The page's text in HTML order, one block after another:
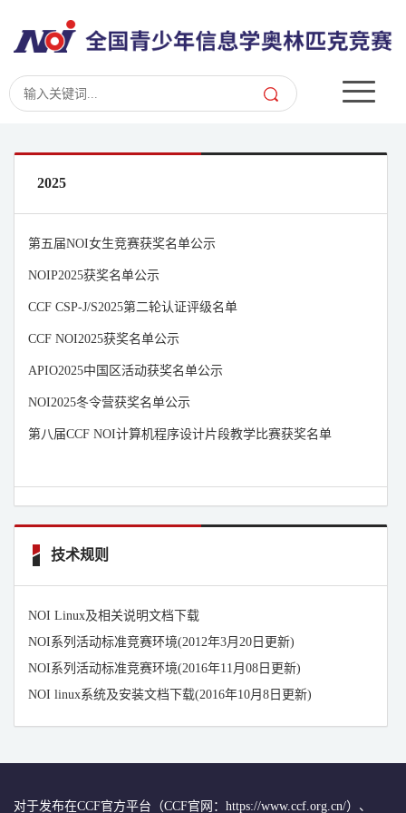
2025
第五届NOI女生竞赛获奖名单公示
NOIP2025获奖名单公示
CCF CSP-J/S2025第二轮认证评级名单
CCF NOI2025获奖名单公示
APIO2025中国区活动获奖名单公示
NOI2025冬令营获奖名单公示
第八届CCF NOI计算机程序设计片段教学比赛获奖名单
技术规则
NOI Linux及相关说明文档下载
NOI系列活动标准竞赛环境(2012年3月20日更新)
NOI系列活动标准竞赛环境(2016年11月08日更新)
NOI linux系统及安装文档下载(2016年10月8日更新)
对于发布在CCF官方平台（CCF官网：https://www.ccf.org.cn/）、